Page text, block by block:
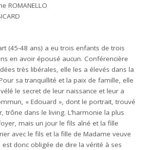
ROMANELLO
(45-48 ans) a eu trois enfants de trois
en avoir épousé aucun. Conférencière
très libérales, elle les a élevés dans la
sa tranquillité et la paix de famille, elle
le secret de leur naissance et leur a
« Edouard », dont le portrait, trouvé
trône dans le living. L’harmonie la plus
mais un jour le fils aîné et la fille
avec le fils et la fille de Madame veuve
est donc obligée de dire la vérité à ses